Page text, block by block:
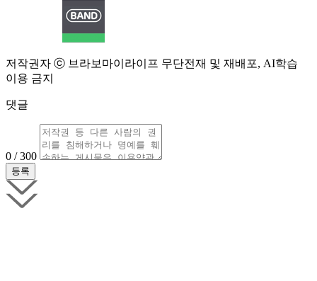
저작권자 ⓒ 브라보마이라이프 무단전재 및 재배포, AI학습
이용 금지
댓글
0 / 300